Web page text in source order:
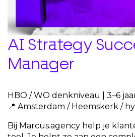
AI Strategy
Manager
HBO / WO denkniveau | 3–6
📍 Amsterdam / Heemskerk /
Bij Marcus.agency help je